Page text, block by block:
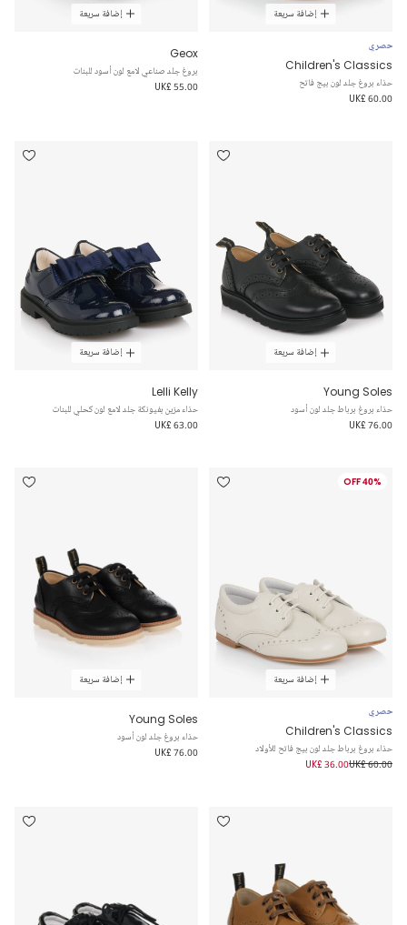
إضافة سريعة
حصري
Children's Classics
حذاء بروغ جلد لون بيج فاتح
UK£ 60.00
إضافة سريعة
Geox
بروغ جلد صناعي لامع لون أسود للبنات
UK£ 55.00
إضافة سريعة
Young Soles
حذاء بروغ برباط جلد لون أسود
UK£ 76.00
إضافة سريعة
Lelli Kelly
حذاء مزين بفيونكة جلد لامع لون كحلي للبنات
UK£ 63.00
40% OFF
إضافة سريعة
حصري
Children's Classics
حذاء بروغ برباط جلد لون بيج فاتح للأولاد
UK£ 60.00
UK£ 36.00
إضافة سريعة
Young Soles
حذاء بروغ جلد لون أسود
UK£ 76.00